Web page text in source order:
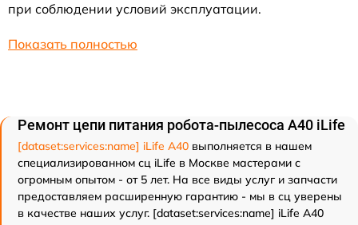
при соблюдении условий эксплуатации.
Показать полностью
Ремонт цепи питания робота-пылесоса A40 iLife
[dataset:services:name] iLife A40 выполняется в нашем
специализированном сц iLife в Москве мастерами с
огромным опытом - от 5 лет. На все виды услуг и запчасти
предоставляем расширенную гарантию - мы в сц уверены
в качестве наших услуг. [dataset:services:name] iLife A40